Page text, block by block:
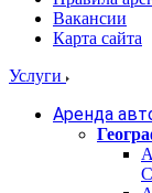
Вакансии
Карта сайта
Услуги
Аренда